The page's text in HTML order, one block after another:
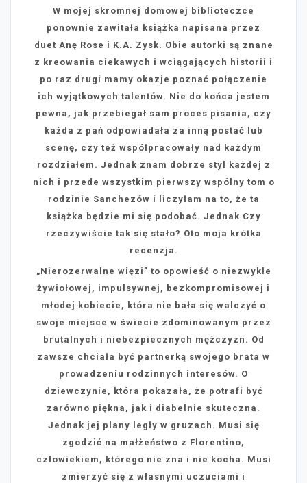
W mojej skromnej domowej biblioteczce
ponownie zawitała książka napisana przez
duet Anę Rose i K.A. Zysk. Obie autorki są znane
z kreowania ciekawych i wciągających historii i
po raz drugi mamy okazje poznać połączenie
ich wyjątkowych talentów. Nie do końca jestem
pewna, jak przebiegał sam proces pisania, czy
każda z pań odpowiadała za inną postać lub
scenę, czy też współpracowały nad każdym
rozdziałem. Jednak znam dobrze styl każdej z
nich i przede wszystkim pierwszy wspólny tom o
rodzinie Sanchezów i liczyłam na to, że ta
książka będzie mi się podobać. Jednak Czy
rzeczywiście tak się stało? Oto moja krótka
recenzja.
„Nierozerwalne więzi” to opowieść o niezwykle
żywiołowej, impulsywnej, bezkompromisowej i
młodej kobiecie, która nie bała się walczyć o
swoje miejsce w świecie zdominowanym przez
brutalnych i niebezpiecznych mężczyzn. Od
zawsze chciała być partnerką swojego brata w
prowadzeniu rodzinnych interesów. O
dziewczynie, która pokazała, że potrafi być
zarówno piękna, jak i diabelnie skuteczna.
Jednak jej plany legły w gruzach. Musi się
zgodzić na małżeństwo z Florentino,
człowiekiem, którego nie zna i nie kocha. Musi
zmierzyć się z własnymi uczuciami i